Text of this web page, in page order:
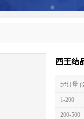
西王结
起订量 (
1-200
200-500